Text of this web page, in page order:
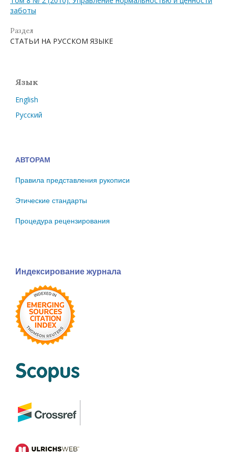
заботы
Раздел
СТАТЬИ НА РУССКОМ ЯЗЫКЕ
Язык
English
Русский
АВТОРАМ
Правила представления рукописи
Этические стандарты
Процедура рецензирования
Индексирование журнала